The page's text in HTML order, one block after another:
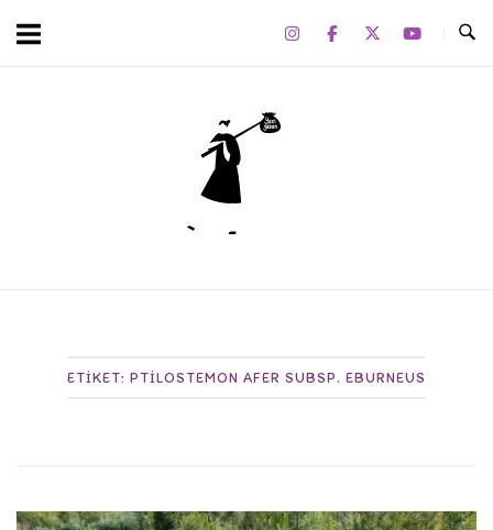
Home
ETIKET: PTILOSTEMON AFER SUBSP. EBURNEUS